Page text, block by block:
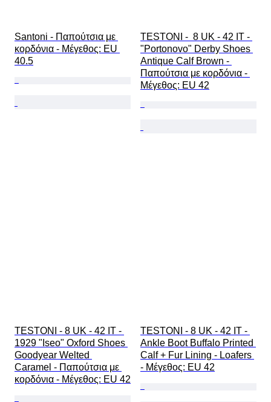
Santoni - Παπούτσια με
κορδόνια - Mέγεθος: EU
40.5
TESTONI -  8 UK - 42 IT -
"Portonovo" Derby Shoes
Antique Calf Brown -
Παπούτσια με κορδόνια -
Mέγεθος: EU 42
TESTONI - 8 UK - 42 IT -
1929 "Iseo" Oxford Shoes
Goodyear Welted
Caramel - Παπούτσια με
κορδόνια - Mέγεθος: EU 42
TESTONI - 8 UK - 42 IT -
Ankle Boot Buffalo Printed
Calf + Fur Lining - Loafers
- Mέγεθος: EU 42